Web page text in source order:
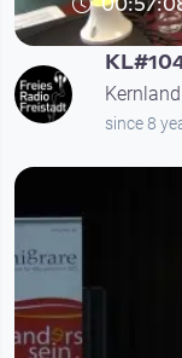
since 8